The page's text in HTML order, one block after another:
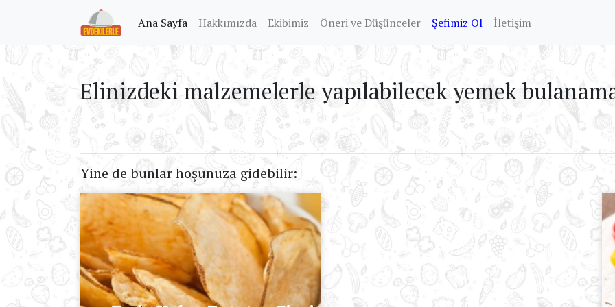
Ana Sayfa (current)
Hakkımızda Ekibimiz Öneri ve Düşünceler Şefimiz Ol İletişim
Elinizdeki malzemelerle yapılabilecek yemek
Yine de bunlar hoşunuza gidebilir: